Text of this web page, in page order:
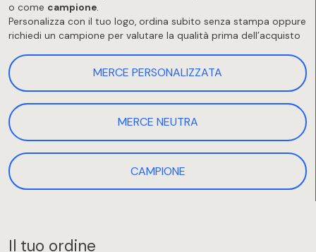
o come campione.
Personalizza con il tuo logo, ordina subito senza stampa oppure
richiedi un campione per valutare la qualità prima dell’acquisto
MERCE PERSONALIZZATA
MERCE NEUTRA
CAMPIONE
Il tuo ordine